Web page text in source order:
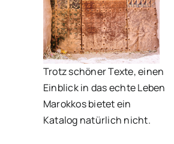
Trotz schöner Texte, einen
Einblick in das echte Leben
Marokkos bietet ein
Katalog natürlich nicht.